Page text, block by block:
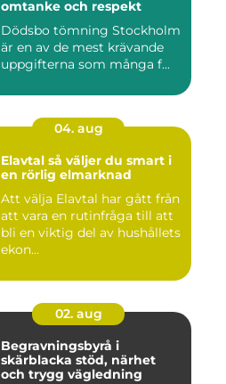
omtanke och respekt
Dödsbo tömning Stockholm
är en av de mest krävande
uppgifterna som många f...
04. aug
Elavtal så väljer du smart i
en rörlig elmarknad
Att välja Elavtal har gått från
att vara en rutinfråga till att
bli en viktig del av hushållets
ekon...
02. aug
Begravningsbyrå i
skärblacka stöd, närhet
och trygg vägledning